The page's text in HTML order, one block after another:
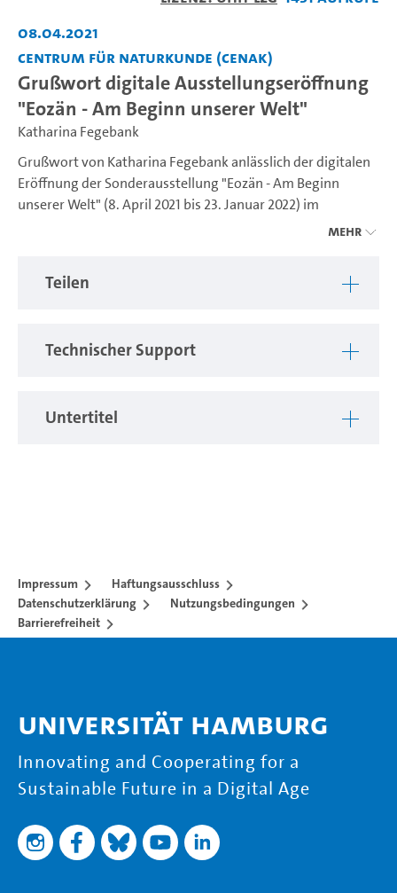
08.04.2021
Centrum für Naturkunde (CeNak)
Grußwort digitale Ausstellungseröffnung
"Eozän - Am Beginn unserer Welt"
Katharina Fegebank
Grußwort von Katharina Fegebank anlässlich der digitalen
Eröffnung der Sonderausstellung "Eozän - Am Beginn
unserer Welt" (8. April 2021 bis 23. Januar 2022) im
Mehr
Teilen
Technischer Support
Untertitel
Impressum
Haftungsausschluss
Datenschutzerklärung
Nutzungsbedingungen
Barrierefreiheit
Universität Hamburg
Innovating and Cooperating for a
Sustainable Future in a Digital Age